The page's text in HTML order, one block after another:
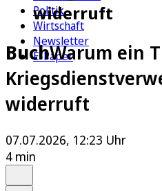
Politik
Wirtschaft
Newsletter
E-Paper
widerruft
BuchWarum ein
widerruft
07.07.2026, 12:23 Uhr
4 min